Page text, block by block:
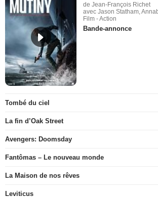
de Jean-François Richet
avec Jason Statham,
Film - Action
Bande-annonce
Tombé du ciel
La fin d’Oak Street
Avengers: Doomsday
Fantômas – Le nouveau monde
La Maison de nos rêves
Leviticus